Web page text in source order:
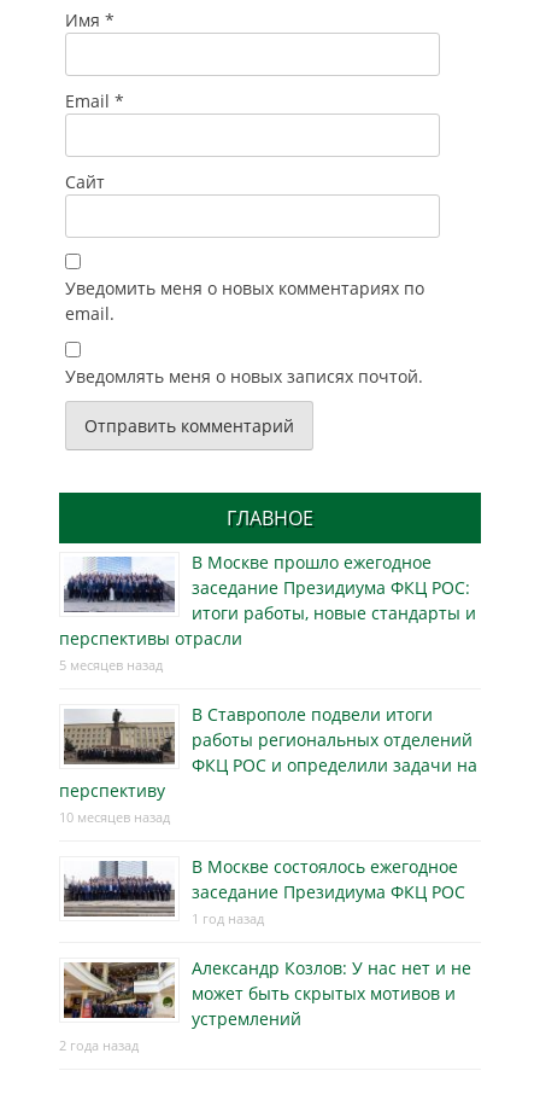
Имя *
Email *
Сайт
Уведомить меня о новых комментариях по
email.
Уведомлять меня о новых записях почтой.
ГЛАВНОЕ
В Москве прошло ежегодное
заседание Президиума ФКЦ РОС:
итоги работы, новые стандарты и
перспективы отрасли
5 месяцев назад
В Ставрополе подвели итоги
работы региональных отделений
ФКЦ РОС и определили задачи на
перспективу
10 месяцев назад
В Москве состоялось ежегодное
заседание Президиума ФКЦ РОС
1 год назад
Александр Козлов: У нас нет и не
может быть скрытых мотивов и
устремлений
2 года назад